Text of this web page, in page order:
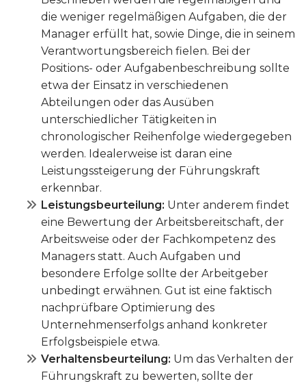
die weniger regelmäßigen Aufgaben, die der
Manager erfüllt hat, sowie Dinge, die in seinem
Verantwortungsbereich fielen. Bei der
Positions- oder Aufgabenbeschreibung sollte
etwa der Einsatz in verschiedenen
Abteilungen oder das Ausüben
unterschiedlicher Tätigkeiten in
chronologischer Reihenfolge wiedergegeben
werden. Idealerweise ist daran eine
Leistungssteigerung der Führungskraft
erkennbar.
Leistungsbeurteilung: Unter anderem findet
eine Bewertung der Arbeitsbereitschaft, der
Arbeitsweise oder der Fachkompetenz des
Managers statt. Auch Aufgaben und
besondere Erfolge sollte der Arbeitgeber
unbedingt erwähnen. Gut ist eine faktisch
nachprüfbare Optimierung des
Unternehmenserfolgs anhand konkreter
Erfolgsbeispiele etwa.
Verhaltensbeurteilung: Um das Verhalten der
Führungskraft zu bewerten, sollte der